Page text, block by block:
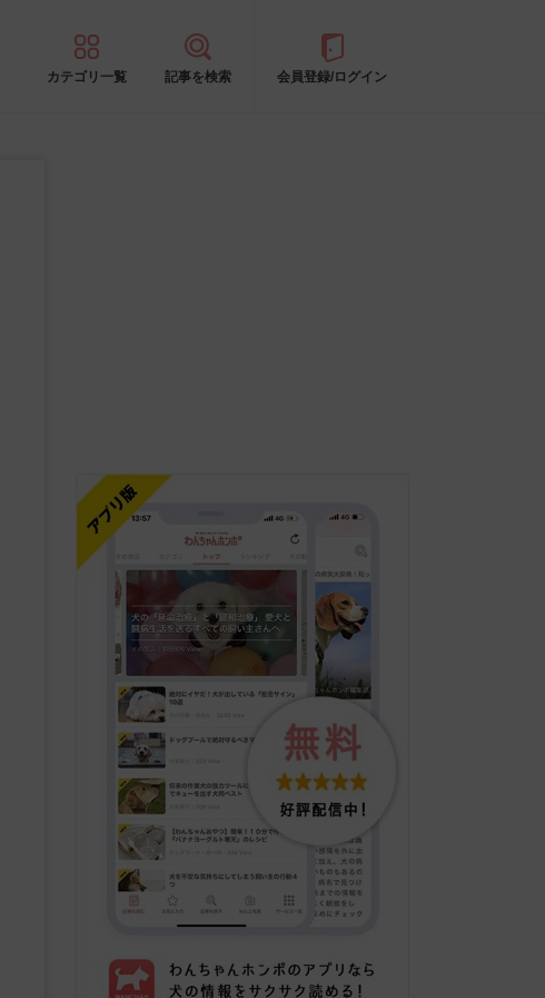
カテゴリ一覧 記事を検索 会員登録/ログイン